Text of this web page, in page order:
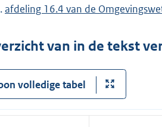
afdeling 16.4 van de
van in de tekst
volledige tabel